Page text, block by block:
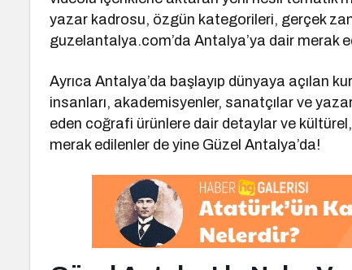
yazar kadrosu, özgün kategorileri, gerçek
guzelantalya.com’da Antalya’ya dair merak
Ayrıca Antalya’da başlayıp dünyaya açılan
insanları, akademisyenler, sanatçılar ve
eden coğrafi ürünlere dair detaylar ve
merak edilenler de yine Güzel Antalya’da!